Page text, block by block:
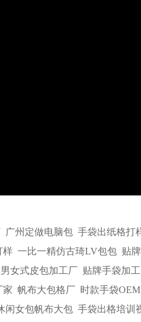
广州定做电脑包 手袋出纸格打
样 一比一精仿古琦LV包包 贴
男女式皮包加工厂 贴牌手袋加
家 帆布大包格厂 时款手袋OEM
闲女包帆布大包 手袋出格培训